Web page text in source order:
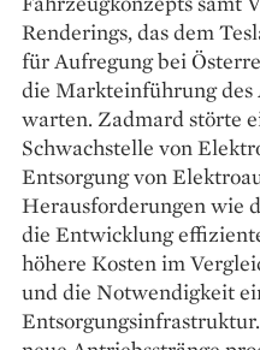
Renderings, das dem
für Aufregung bei
die Markt­einführung
warten. Zadmard störte
Schwachstelle von
Entsorgung von
Herausforderungen wie
die Entwicklung
höhere Kosten im
und die Notwendigkeit